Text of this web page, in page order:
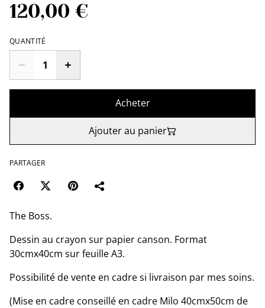
120,00 €
QUANTITÉ
Acheter
Ajouter au panier
PARTAGER
The Boss.
Dessin au crayon sur papier canson. Format
30cmx40cm sur feuille A3.
Possibilité de vente en cadre si livraison par mes soins.
(Mise en cadre conseillé en cadre Milo 40cmx50cm de